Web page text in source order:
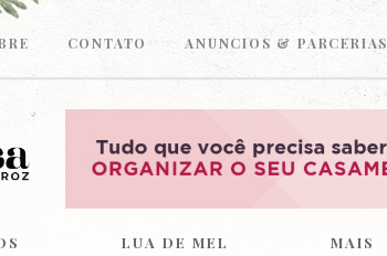
CONTATO ANUNCIOS & PARCERIAS
LUA DE MEL MAIS